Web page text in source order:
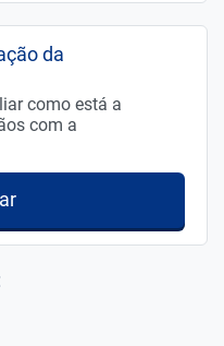
da
como está a
com a